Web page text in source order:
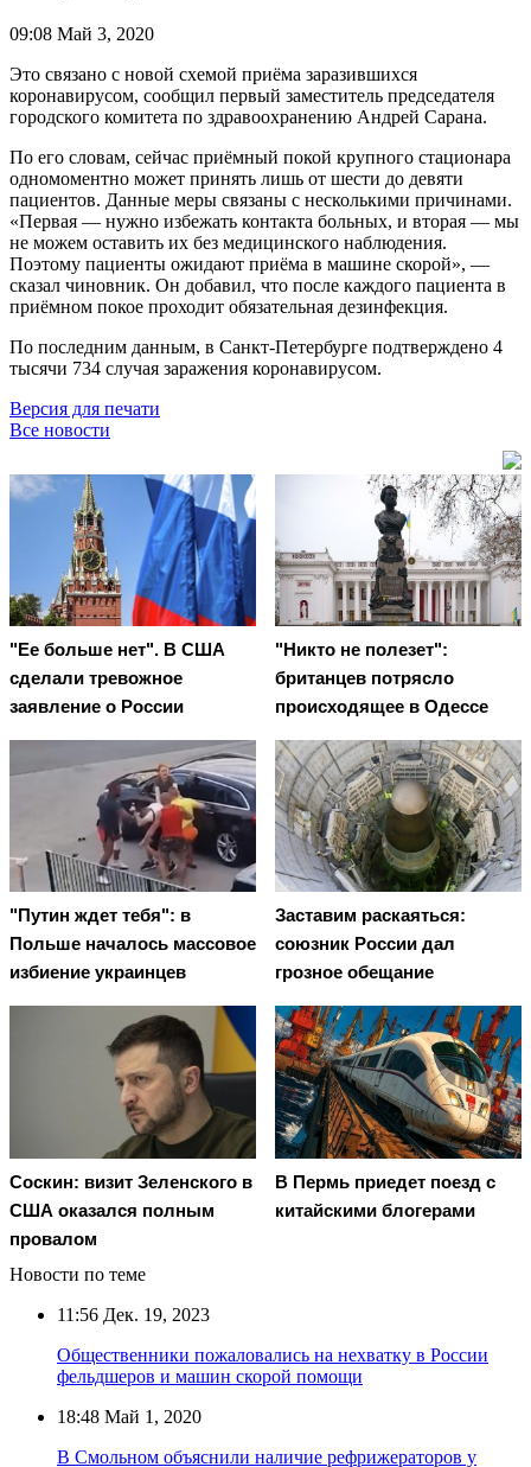
09:08 Май 3, 2020
Это связано с новой схемой приёма заразившихся
коронавирусом, сообщил первый заместитель председателя
городского комитета по здравоохранению Андрей Сарана.
По его словам, сейчас приёмный покой крупного стационара
одномоментно может принять лишь от шести до девяти
пациентов. Данные меры связаны с несколькими причинами.
«Первая — нужно избежать контакта больных, и вторая — мы
не можем оставить их без медицинского наблюдения.
Поэтому пациенты ожидают приёма в машине скорой», —
сказал чиновник. Он добавил, что после каждого пациента в
приёмном покое проходит обязательная дезинфекция.
По последним данным, в Санкт-Петербурге подтверждено 4
тысячи 734 случая заражения коронавирусом.
Версия для печати
Все новости
"Ее больше нет". В США
сделали тревожное
заявление о России
"Никто не полезет":
британцев потрясло
происходящее в Одессе
"Путин ждет тебя": в
Польше началось массовое
избиение украинцев
Заставим раскаяться:
союзник России дал
грозное обещание
Соскин: визит Зеленского в
США оказался полным
провалом
В Пермь приедет поезд с
китайскими блогерами
Новости по теме
11:56 Дек. 19, 2023
Общественники пожаловались на нехватку в России
фельдшеров и машин скорой помощи
18:48 Май 1, 2020
В Смольном объяснили наличие рефрижераторов у